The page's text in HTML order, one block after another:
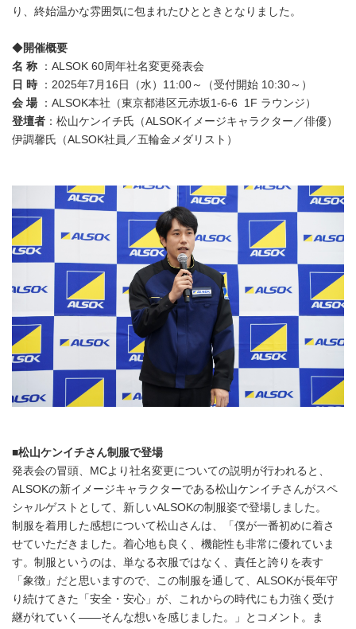
り、終始温かな雰囲気に包まれたひとときとなりました。
◆開催概要
名 称
：ALSOK 60周年社名変更発表会
日 時
：2025年7月16日（水）11:00～（受付開始 10:30～）
会 場 ：ALSOK本社（東京都港区元赤坂1-6-6 1F ラウンジ）
登壇者 ：松山ケンイチ氏（ALSOKイメージキャラクター／俳優）
伊調馨氏（ALSOK社員／五輪金メダリスト）
■松山ケンイチさん制服で登場
発表会の冒頭、MCより社名変更についての説明が行われると、
ALSOKの新イメージキャラクターである松山ケンイチさんがスペ
シャルゲストとして、新しいALSOKの制服姿で登場しました。
制服を着用した感想について松山さんは、「僕が一番初めに着さ
せていただきました。着心地も良く、機能性も非常に優れていま
す。制服というのは、単なる衣服ではなく、責任と誇りを表す
「象徴」だと思いますので、この制服を通して、ALSOKが長年守
り続けてきた「安全・安心」が、これからの時代にも力強く受け
継がれていく――そんな想いを感じました。」とコメント。ま